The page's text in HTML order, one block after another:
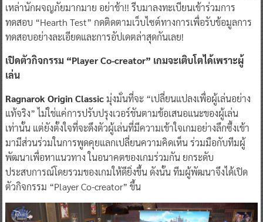
เหล่านักผจญภัยมากมาย อย่าช้า!! รีบมาลงทะเบียนเข้าร่วมการ
ทดสอบ “Hearth Test” กดติดตามเว็บไซต์ทางการเพื่อรับข้อมูลการ
ทดสอบอย่างละเอียดและการอัปเดตล่าสุดกันเลย!
เปิดตัวกิจกรรม “Player Co-creator” เกมจะเติบโตได้เพราะผู้
เล่น
Ragnarok Origin Classicมุ่งมั่นที่จะ “เปลี่ยนแปลงเพื่อผู้เล่นอย่าง
แท้จริง” ไม่ใช่แค่การปรับปรุงเวอร์ชันตามข้อเสนอแนะของผู้เล่น
เท่านั้น แต่ยังตั้งใจที่จะดึงตัวผู้เล่นที่มีความเข้าใจเกมอย่างลึกซึ้งเข้า
มามีส่วนร่วมในการพูดคุยแลกเปลี่ยนความคิดเห็น ร่วมมือกับทีมผู้
พัฒนาเพื่อหาแนวทาง ในอนาคตของเกมร่วมกัน ยกระดับ
ประสบการณ์โดยรวมของเกมให้ดียิ่งขึ้น ดังนั้น ทีมผู้พัฒนาจึงได้เปิด
ตัวกิจกรรม “Player Co-creator” ขึ้น